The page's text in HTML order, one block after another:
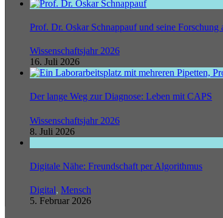
Prof. Dr. Oskar Schnappauf und seine Forschung
Wissenschaftsjahr 2026
16. Juli 2026
Der lange Weg zur Diagnose: Leben mit CAPS
Wissenschaftsjahr 2026
8. Juli 2026
Digitale Nähe: Freundschaft per Algorithmus
Digital, Mensch
5. Februar 2026